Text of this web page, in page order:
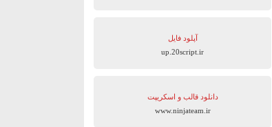
آپلود فایل
up.20script.ir
دانلود قالب و اسکریپت
www.ninjateam.ir